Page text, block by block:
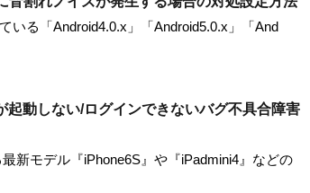
いる「Android4.0.x」「Android5.0.x」「And
起動しない/ログインできないバグ不具合障害
新モデル『iPhone6S』や『iPadmini4』などの